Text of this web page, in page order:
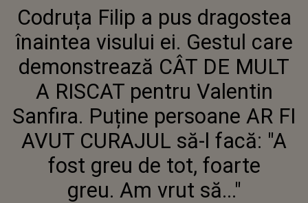
DRAGOSTEA ÎNAINTEA VISULUI
EI. GESTUL CARE
DEMONSTREAZĂ CÂT DE MULT
A RISCAT PENTRU VALENTIN
SANFIRA. PUȚINE PERSOANE
AR FI AVUT CURAJUL SĂ-L
FACĂ: "A FOST GREU DE TOT,
FOARTE GREU. AM VRUT SĂ..."
Codruța Filip a pus dragostea
înaintea visului ei. Gestul care
demonstrează CÂT DE MULT
A RISCAT pentru Valentin
Sanfira. Puține persoane AR FI
AVUT CURAJUL să-l facă: "A
fost greu de tot, foarte
greu. Am vrut să..."